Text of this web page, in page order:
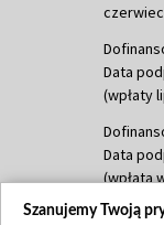
Data
(wpłaty
Data
(wpłata
Szanujemy Twoją